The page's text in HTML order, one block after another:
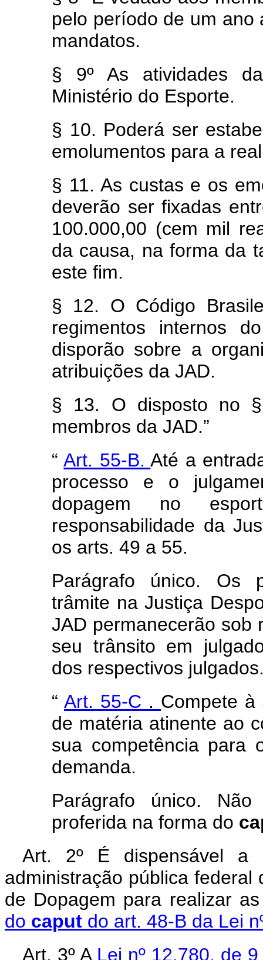
pelo período de um ano
mandatos.
§ 9º As atividades
Ministério do Esporte.
§ 10. Poderá ser
emolumentos para a
§ 11. As custas e os
deverão ser fixadas
100.000,00 (cem mil
da causa, na forma da
este fim.
§ 12. O Código
regimentos internos
disporão sobre a
atribuições da JAD.
§ 13. O disposto no
membros da JAD.”
“Art. 55-B.Até a
processo e o
dopagem no
responsabilidade da
os arts. 49 a 55.
Parágrafo único. Os
trâmite na Justiça
JAD permanecerão sob
seu trânsito em
dos respectivos
“ Art. 55-C . Compete à
de matéria atinente ao
sua competência para
demanda.
Parágrafo único.
proferida na forma do
Art. 2º É dispensável a
administração pública
de Dopagem para realizar
do caput do art. 48-B da Lei
Art. 3º A Lei nº 12.780, de